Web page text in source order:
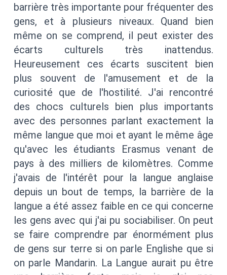
barrière très importante pour fréquenter des
gens, et à plusieurs niveaux. Quand bien
même on se comprend, il peut exister des
écarts culturels très inattendus.
Heureusement ces écarts suscitent bien
plus souvent de l'amusement et de la
curiosité que de l'hostilité. J'ai rencontré
des chocs culturels bien plus importants
avec des personnes parlant exactement la
même langue que moi et ayant le même âge
qu'avec les étudiants Erasmus venant de
pays à des milliers de kilomètres. Comme
j'avais de l'intérêt pour la langue anglaise
depuis un bout de temps, la barrière de la
langue a été assez faible en ce qui concerne
les gens avec qui j'ai pu sociabiliser. On peut
se faire comprendre par énormément plus
de gens sur terre si on parle Englishe que si
on parle Mandarin. La Langue aurait pu être